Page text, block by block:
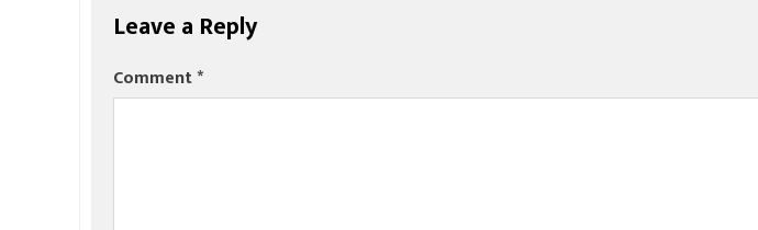
Leave a Reply
Comment*